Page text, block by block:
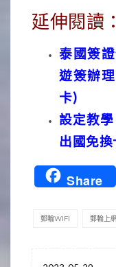
延伸閱讀：
泰國簽
遊簽辦
卡)
設定教
出國免
Share
郵輪WIFI 郵輪上網